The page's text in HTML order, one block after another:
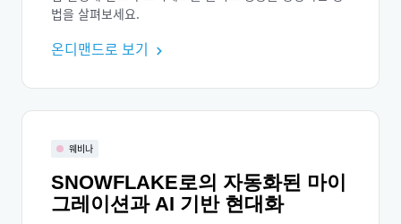
법을 살펴보세요.
온디맨드로 보기
웨비나
SNOWFLAKE로의 자동화된 마이
그레이션과 AI 기반 현대화